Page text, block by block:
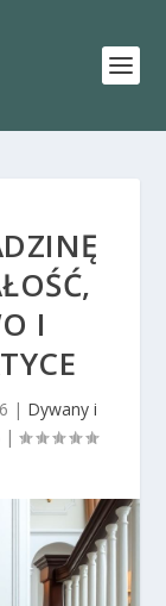
I
| Dywany i
|